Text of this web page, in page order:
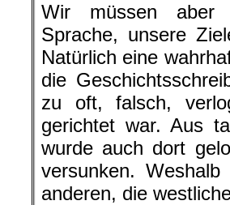
Wir müssen aber
Sprache, unsere
Natürlich eine
die
zu oft, falsch,
gerichtet war. Aus
wurde auch dort
versunken.
anderen, die